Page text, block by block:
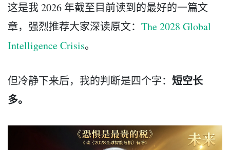
这是我 2026 年截至目前读到的最好的一篇文
章，强烈推荐大家深读原文： The 2028 Global
Intelligence Crisis。
但冷静下来后，我的判断是四个字： 短空长
多。